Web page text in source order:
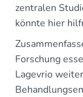
zentralen
könnte hier
Forschung
Lagevrio